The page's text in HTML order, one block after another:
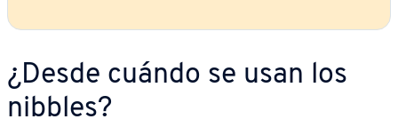
¿Desde cuándo se usan los
nibbles?